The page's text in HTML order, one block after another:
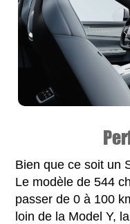
Bien que ce soit un
Le modèle de 544
passer de 0 à 100
loin de la Model Y,